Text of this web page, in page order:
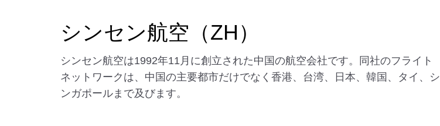
シンセン航空（ZH）
シンセン航空は1992年11月に創立された中国の航空会社です。同社のフライト
ネットワークは、中国の主要都市だけでなく香港、台湾、日本、韓国、タイ、シ
ンガポールまで及びます。